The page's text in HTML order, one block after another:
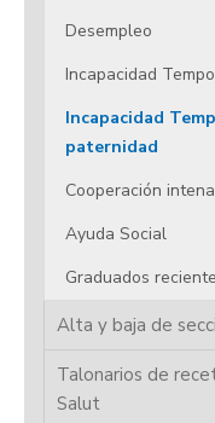
Desempleo
Incapacidad
Incapacidad
paternidad
Cooperación
Ayuda Social
Graduados
Alta y baja de
Talonarios de
Salut